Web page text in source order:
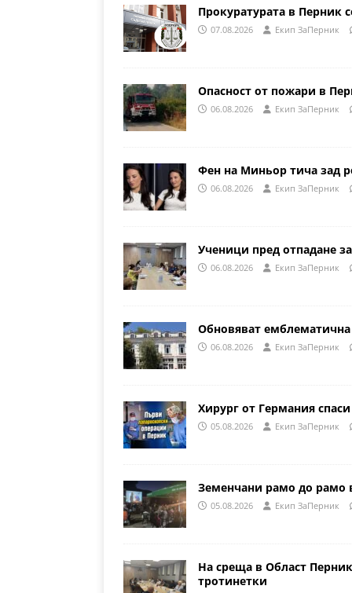
Прокуратурата в Перник
07.08.2026 Eкип ЗаПерник
Опасност от пожари в
06.08.2026 Eкип ЗаПерник
Фен на Миньор тича зад
06.08.2026 Eкип ЗаПерник
Ученици пред отпадане
06.08.2026 Eкип ЗаПерник
Обновяват
06.08.2026 Eкип ЗаПерник
Хирург от Германия
05.08.2026 Eкип ЗаПерник
Земенчани рамо до рамо
05.08.2026 Eкип ЗаПерник
На среща в Област
тротинетки